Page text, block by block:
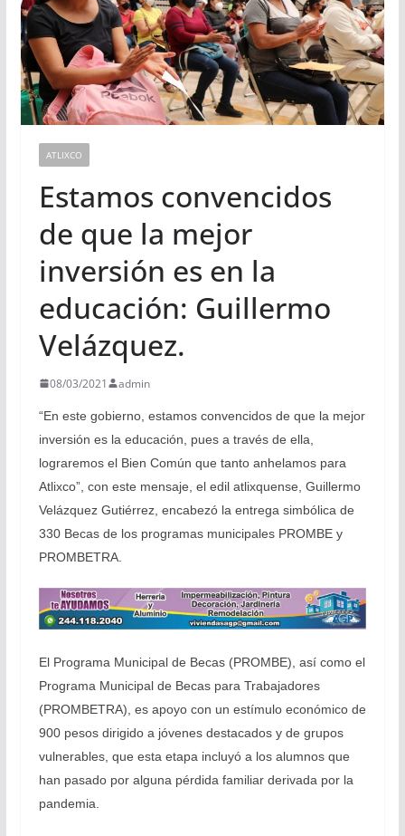
ATLIXCO
Estamos convencidos
de que la mejor
inversión es en la
educación: Guillermo
Velázquez.
08/03/2021 admin
“En este gobierno, estamos convencidos de que la mejor
inversión es la educación, pues a través de ella,
lograremos el Bien Común que tanto anhelamos para
Atlixco”, con este mensaje, el edil atlixquense, Guillermo
Velázquez Gutiérrez, encabezó la entrega simbólica de
330 Becas de los programas municipales PROMBE y
PROMBETRA.
El Programa Municipal de Becas (PROMBE), así como el
Programa Municipal de Becas para Trabajadores
(PROMBETRA), es apoyo con un estímulo económico de
900 pesos dirigido a jóvenes destacados y de grupos
vulnerables, que esta etapa incluyó a los alumnos que
han pasado por alguna pérdida familiar derivada por la
pandemia.